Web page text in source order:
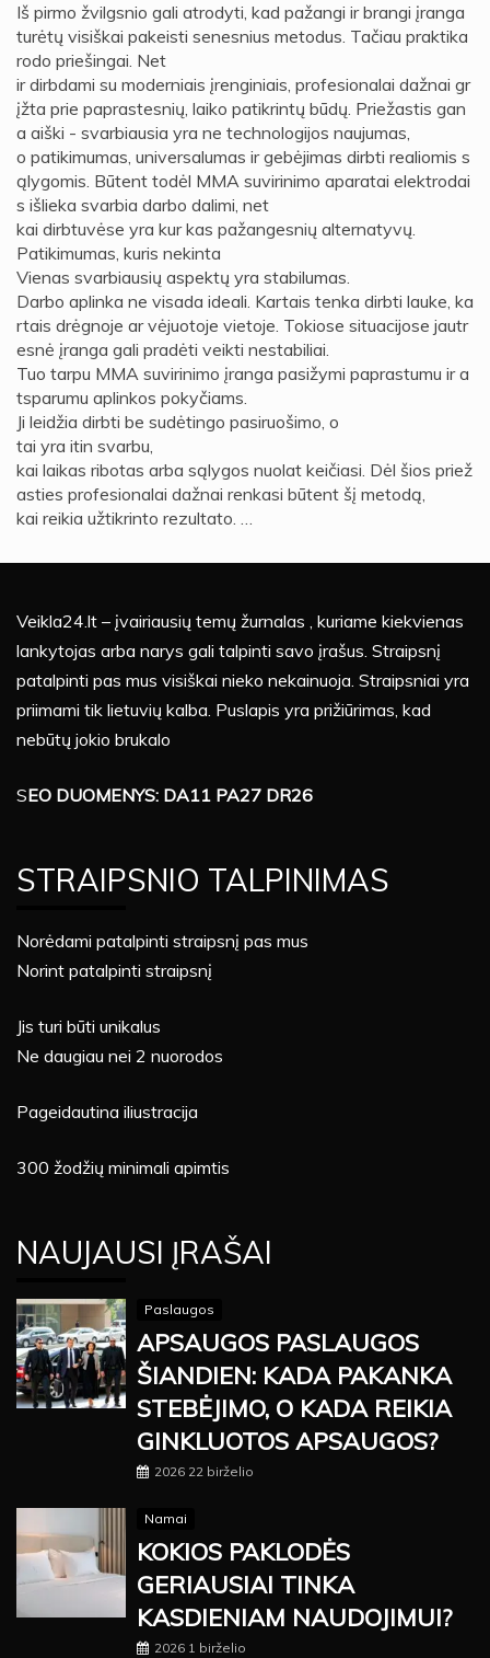
Iš pirmo žvilgsnio gali atrodyti, kad pažangi ir brangi įranga
turėtų visiškai pakeisti senesnius metodus. Tačiau praktika
rodo priešingai. Net
ir dirbdami su moderniais įrenginiais, profesionalai dažnai gr
įžta prie paprastesnių, laiko patikrintų būdų. Priežastis gan
a aiški - svarbiausia yra ne technologijos naujumas,
o patikimumas, universalumas ir gebėjimas dirbti realiomis s
ąlygomis. Būtent todėl MMA suvirinimo aparatai elektrodai
s išlieka svarbia darbo dalimi, net
kai dirbtuvėse yra kur kas pažangesnių alternatyvų.
Patikimumas, kuris nekinta
Vienas svarbiausių aspektų yra stabilumas.
Darbo aplinka ne visada ideali. Kartais tenka dirbti lauke, ka
rtais drėgnoje ar vėjuotoje vietoje. Tokiose situacijose jautr
esnė įranga gali pradėti veikti nestabiliai.
Tuo tarpu MMA suvirinimo įranga pasižymi paprastumu ir a
tsparumu aplinkos pokyčiams.
Ji leidžia dirbti be sudėtingo pasiruošimo, o
tai yra itin svarbu,
kai laikas ribotas arba sąlygos nuolat keičiasi. Dėl šios priež
asties profesionalai dažnai renkasi būtent šį metodą,
kai reikia užtikrinto rezultato. …
Veikla24.lt – įvairiausių temų žurnalas , kuriame kiekvienas
lankytojas arba narys gali talpinti savo įrašus. Straipsnį
patalpinti pas mus visiškai nieko nekainuoja. Straipsniai yra
priimami tik lietuvių kalba. Puslapis yra prižiūrimas, kad
nebūtų jokio brukalo
SEO DUOMENYS: DA11 PA27 DR26
STRAIPSNIO TALPINIMAS
Norėdami patalpinti straipsnį pas mus
Norint patalpinti straipsnį
Jis turi būti unikalus
Ne daugiau nei 2 nuorodos
Pageidautina iliustracija
300 žodžių minimali apimtis
NAUJAUSI ĮRAŠAI
Paslaugos
APSAUGOS PASLAUGOS
ŠIANDIEN: KADA PAKANKA
STEBĖJIMO, O KADA REIKIA
GINKLUOTOS APSAUGOS?
2026 22 birželio
Namai
KOKIOS PAKLODĖS
GERIAUSIAI TINKA
KASDIENIAM NAUDOJIMUI?
2026 1 birželio